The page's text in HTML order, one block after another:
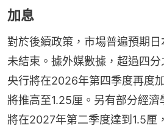
加息
對於後續政策，市場普遍預期
未結束。據外媒數據，超過四
央行將在2026年第四季度再度
將推高至1.25厘。另有部分經
將在2027年第二季度達到1.5厘